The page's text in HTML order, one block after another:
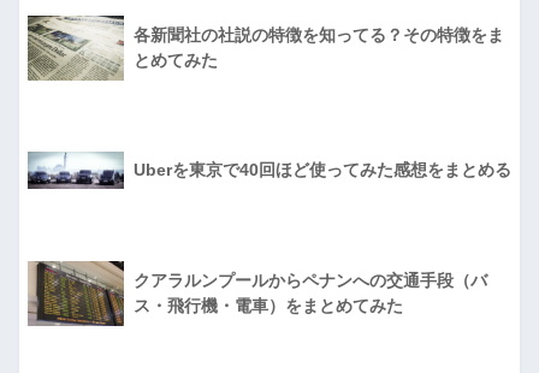
各新聞社の社説の特徴を知ってる？その特徴をま
とめてみた
Uberを東京で40回ほど使ってみた感想をまとめる
クアラルンプールからペナンへの交通手段（バ
ス・飛行機・電車）をまとめてみた